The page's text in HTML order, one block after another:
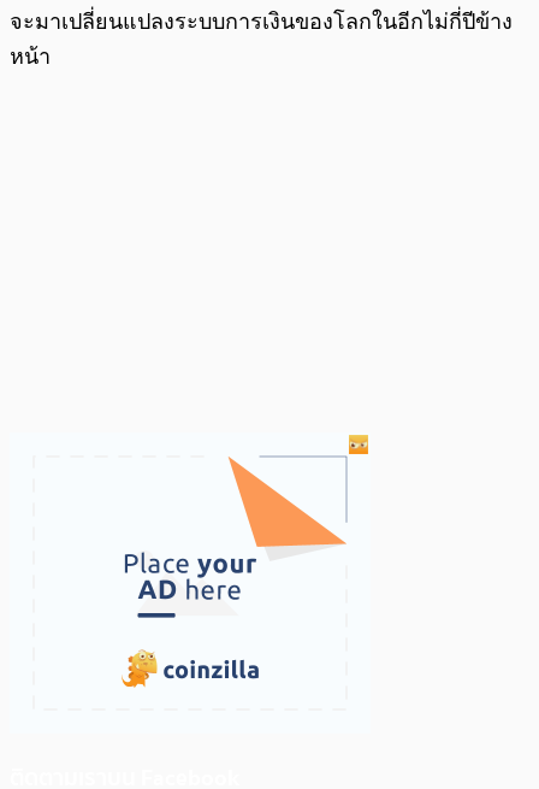
จะมาเปลี่ยนแปลงระบบการเงินของโลกในอีกไม่กี่ปีข้าง
หน้า